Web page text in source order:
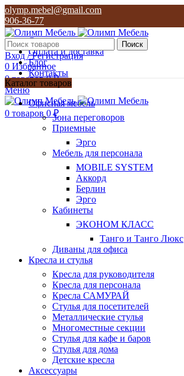
olymp.mebel@gmail.com
906-36-77
О нас
Оплата и доставка
Блог
Контакты
906-36-77
Поиск
Вход / Регистрация
0 Избранное
0товаров 0₽
Меню
0 товаров 0₽
Каталог товаров
Офисная мебель
Зона переговоров
Приемные
Эрго
Мебель для персонала
MOBILE SYSTEM
Аккорд
Берлин
Эрго
Кабинеты
ЭКОНОМ КЛАСС
Танго и Танго Люкс
Диваны для офиса
Кресла и стулья
Кресла для руководителя
Кресла для персонала
Кресла САМУРАЙ
Стулья для посетителей
Металлические стулья
Многоместные секции
Стулья для кафе и баров
Стулья для дома
Детские кресла
Аксессуары